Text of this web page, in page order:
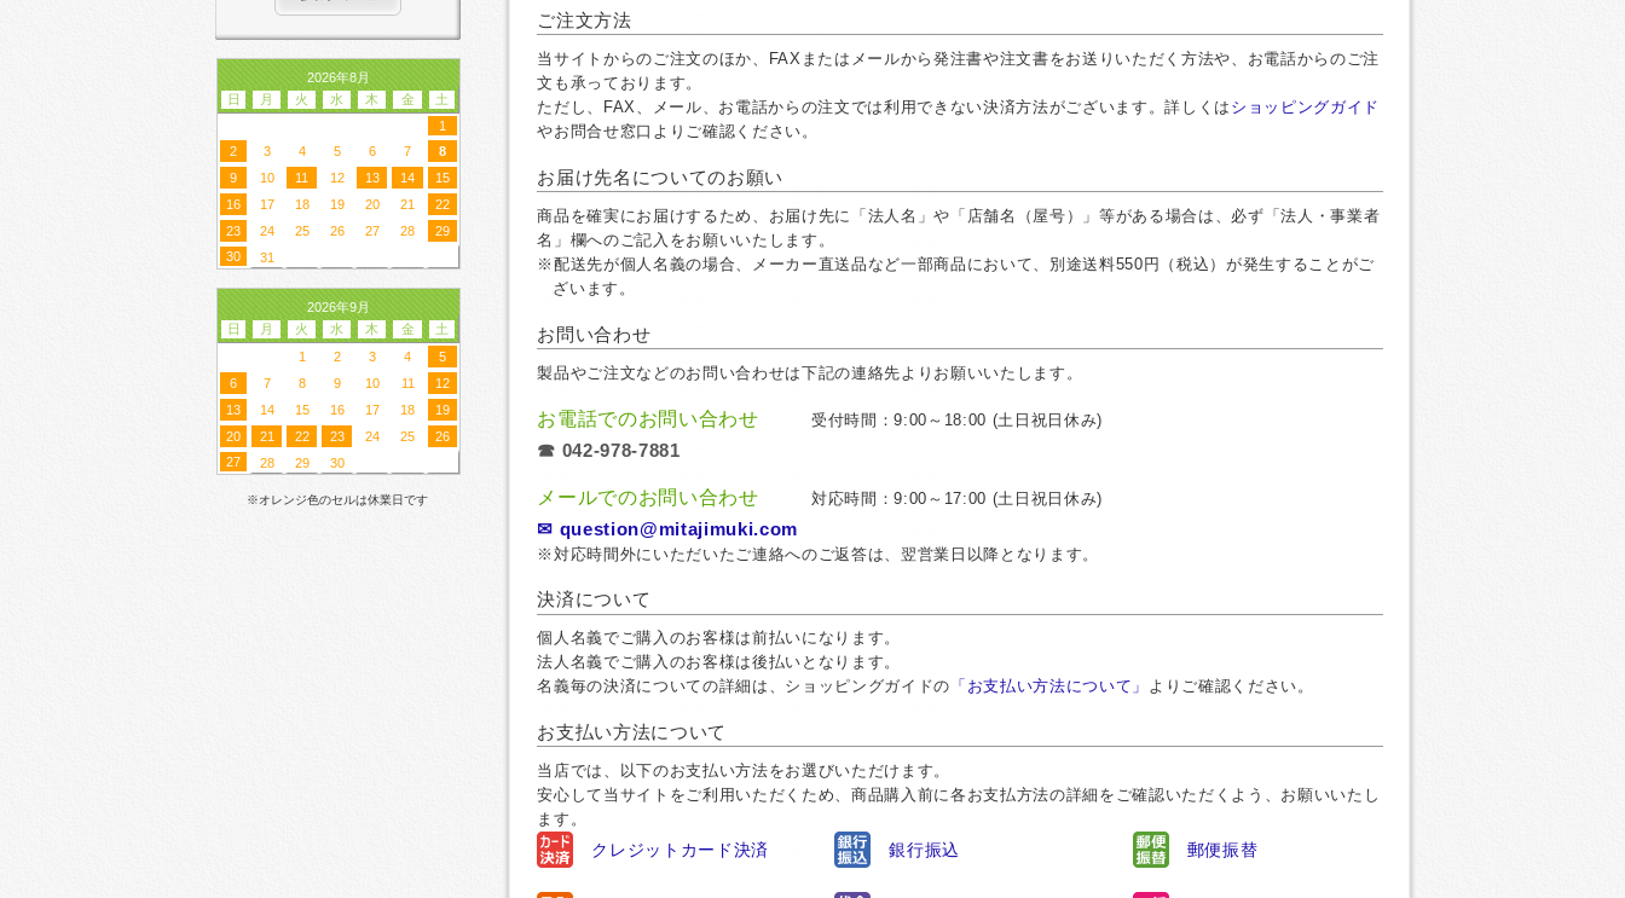
2026年8月
日
月 火 水 木 金
土
1
2
3 4 5 6 7
8
9
10 11 12 13 14
15
16
17 18 19 20 21
22
23
24 25 26 27 28
29
30
31
2026年9月
日
月 火 水 木 金
土
1
2 3 4
5
6
7 8 9 10 11
12
13
14 15 16 17 18
19
20
21 22 23 24 25
26
27
28 29 30
※オレンジ色のセルは休業日です
ご注文方法
当サイトからのご注文のほか、FAXまたはメールから発注書や注文書をお送りいただく方法や、お電話からのご注
文も承っております。
ただし、FAX、メール、お電話からの注文では利用できない決済方法がございます。詳しくは ショッピングガイド
やお問合せ窓口よりご確認ください。
お届け先名についてのお願い
商品を確実にお届けするため、お届け先に「法人名」や「店舗名（屋号）」等がある場合は、必ず「法人・事業者
名」欄へのご記入をお願いいたします。
※配送先が個人名義の場合、メーカー直送品など一部商品において、別途送料550円（税込）が発生することがご
ざいます。
お問い合わせ
製品やご注文などのお問い合わせは下記の連絡先よりお願いいたします。
お電話でのお問い合わせ 受付時間：9:00～18:00 (土日祝日休み)
☎ 042-978-7881
メールでのお問い合わせ 対応時間：9:00～17:00 (土日祝日休み)
✉ question@mitajimuki.com
※対応時間外にいただいたご連絡へのご返答は、翌営業日以降となります。
決済について
個人名義でご購入のお客様は前払いになります。
法人名義でご購入のお客様は後払いとなります。
名義毎の決済についての詳細は、ショッピングガイドの 「お支払い方法について」 よりご確認ください。
お支払い方法について
当店では、以下のお支払い方法をお選びいただけます。
安心して当サイトをご利用いただくため、商品購入前に各お支払方法の詳細をご確認いただくよう、お願いいたし
ます。
クレジットカード決済 銀行振込 郵便振替